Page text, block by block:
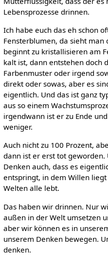
Lebensprozesse drinnen.
Ich habe euch das eh schon
Fensterblumen, da sieht man
beginnt zu kristallisieren am
kalt ist, dann entstehen doch
Farbenmuster oder irgend
direkt oder sowas, aber es
eigentlich. Und das ist ganz
aus so einem
irgendwann ist er zu Ende
weniger.
Auch nicht zu 100 Prozent,
dann ist er erst tot geworden.
Denken auch, dass es
entspringt, in dem Willen
Welten alle lebt.
Das haben wir drinnen. Nur
außen in der Welt umsetzen
aber wir können es in
unserem Denken bewegen.
denken.